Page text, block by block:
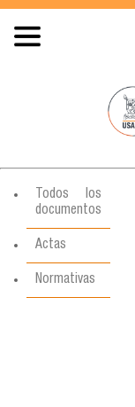
Todos los
documentos
Actas
Normativas